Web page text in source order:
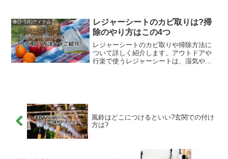
向けて、どんな種類が売っているのかを
紹介しています。
など、使用シーンに合わせて選べる商品
を取り上げています。さらに、機能性だ
けでなく、おしゃれなデザインのレジャ
ーシートも紹介しているので、ピクニッ
クやキャンプをより楽しく彩ることがで
きます。レジャーシート 2人用 おすすめ
春(3~5月)アイテム
レジャーシートのカビ取りは?掃
除のやり方はこの4つ
レジャーシートのカビ取りや掃除方法に
ついて詳しく紹介します。アウトドアや
行楽で使うレジャーシートは、湿気や汚
の正しい乾燥方法や収納場所の工夫な
ど、カビの再発を防ぐための予防策も紹
風鈴はどこにつけるといい?玄関での付け
方は?